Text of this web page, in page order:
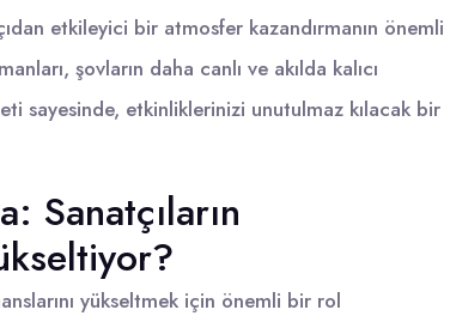
etkileyici bir atmosfer kazandırmanın önemli
şovların daha canlı ve akılda kalıcı
sayesinde, etkinliklerinizi unutulmaz kılacak bir
Sanatçıların
yükseltmek için önemli bir rol